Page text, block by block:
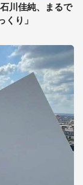
川佳純、まるで
り」